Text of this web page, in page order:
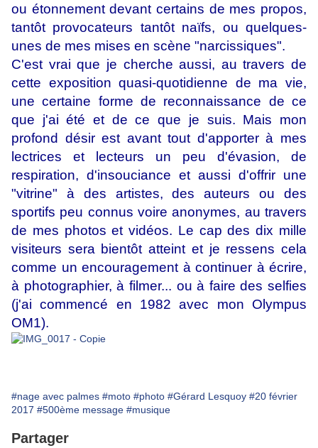
ou étonnement devant certains de mes propos,
tantôt provocateurs tantôt naïfs, ou quelques-
unes de mes mises en scène "narcissiques".
C'est vrai que je cherche aussi, au travers de
cette exposition quasi-quotidienne de ma vie,
une certaine forme de reconnaissance de ce
que j'ai été et de ce que je suis. Mais mon
profond désir est avant tout d'apporter à mes
lectrices et lecteurs un peu d'évasion, de
respiration, d'insouciance et aussi d'offrir une
"vitrine" à des artistes, des auteurs ou des
sportifs peu connus voire anonymes, au travers
de mes photos et vidéos. Le cap des dix mille
visiteurs sera bientôt atteint et je ressens cela
comme un encouragement à continuer à écrire,
à photographier, à filmer... ou à faire des selfies
(j'ai commencé en 1982 avec mon Olympus
OM1).
#nage avec palmes #moto #photo #Gérard Lesquoy #20 février
2017 #500ème message #musique
Partager